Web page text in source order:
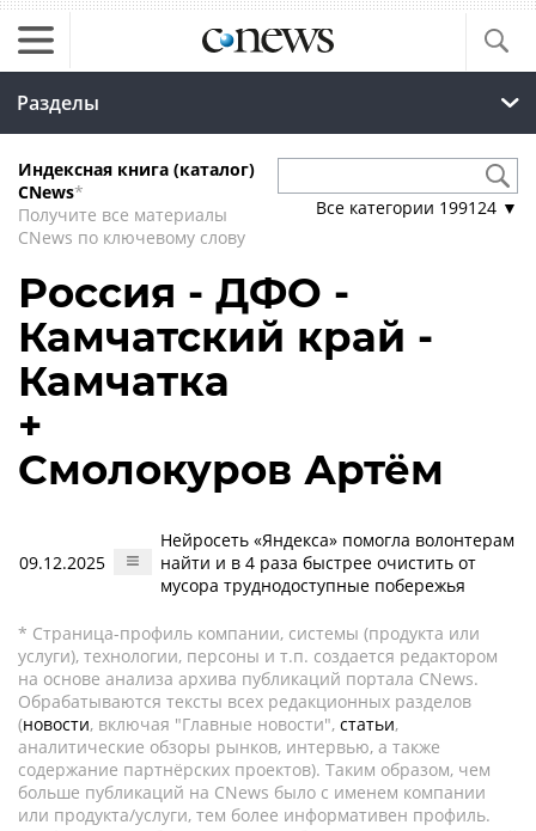
Разделы
Индексная книга (каталог)
CNews*
Получите все материалы
CNews по ключевому слову
Все категории 199124 ▼
Россия - ДФО -
Камчатский край -
Камчатка
+
Смолокуров Артём
09.12.2025
Нейросеть «Яндекса» помогла волонтерам
найти и в 4 раза быстрее очистить от
мусора труднодоступные побережья
* Страница-профиль компании, системы (продукта или
услуги), технологии, персоны и т.п. создается редактором
на основе анализа архива публикаций портала CNews.
Обрабатываются тексты всех редакционных разделов
(новости, включая "Главные новости", статьи,
аналитические обзоры рынков, интервью, а также
содержание партнёрских проектов). Таким образом, чем
больше публикаций на CNews было с именем компании
или продукта/услуги, тем более информативен профиль.